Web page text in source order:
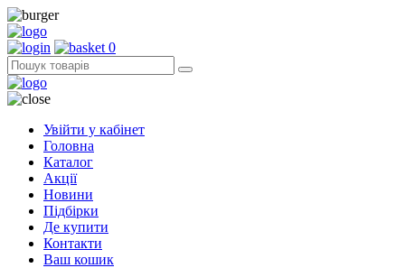
0
Увійти у кабінет
Головна
Каталог
Акції
Новини
Підбірки
Де купити
Контакти
Ваш кошик